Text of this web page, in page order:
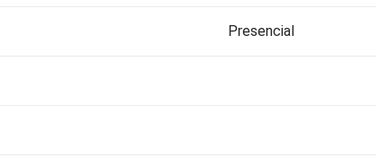
Presencial